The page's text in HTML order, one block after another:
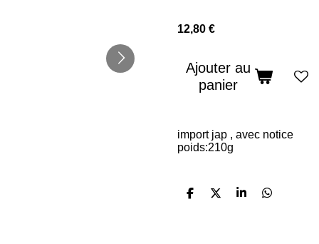
12,80 €
Ajouter au
panier
import jap , avec notice
poids:210g
P
P
P
P